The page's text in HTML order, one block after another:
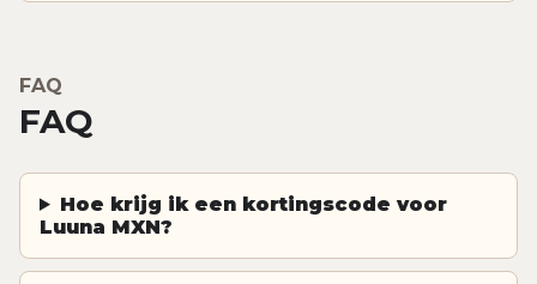
FAQ
FAQ
Hoe krijg ik een kortingscode voor
Luuna MXN?